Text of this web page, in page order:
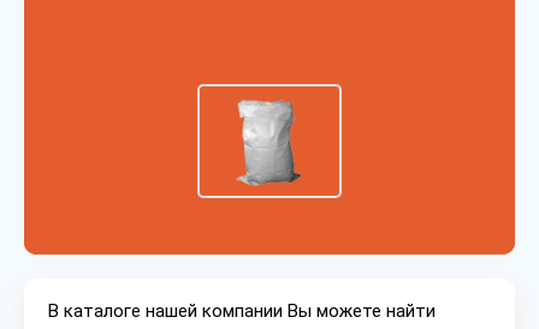
В каталоге нашей компании Вы можете найти